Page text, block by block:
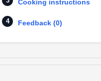
Cooking instructions
Feedback (0)